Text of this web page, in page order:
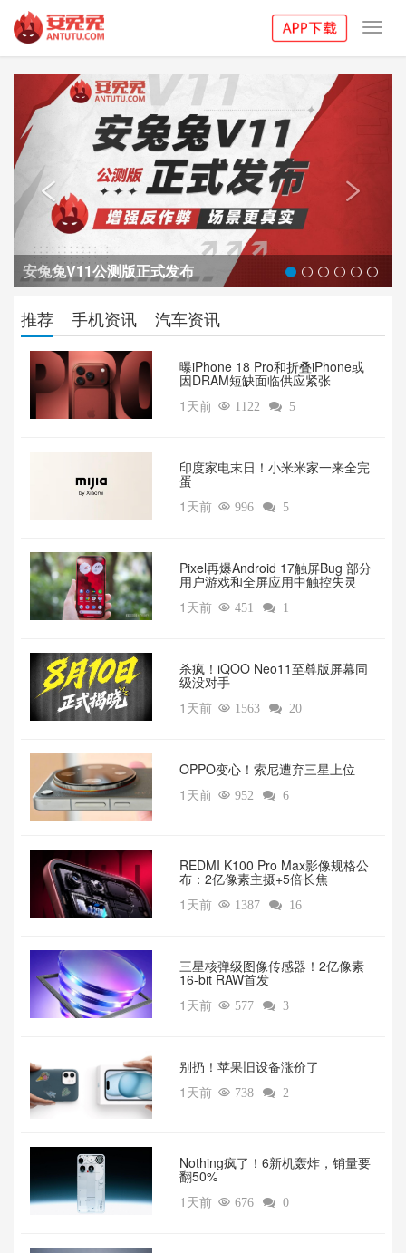
安兔兔V11公测版正式发布

Previous

推荐 手机资讯 汽车资讯
曝iPhone 18 Pro和折叠iPhone或
因DRAM短缺面临供应紧张
1天前  1122  5
印度家电末日！小米米家一来全完
蛋
1天前  996  5
Pixel再爆Android 17触屏Bug 部分
用户游戏和全屏应用中触控失灵
1天前  451  1
杀疯！iQOO Neo11至尊版屏幕同
级没对手
1天前  1563  20
OPPO变心！索尼遭弃三星上位‌
1天前  952  6
REDMI K100 Pro Max影像规格公
布：2亿像素主摄+5倍长焦
1天前  1387  16
三星核弹级图像传感器！2亿像素
16-bit RAW首发
1天前  577  3
别扔！苹果旧设备涨价了‌
1天前  738  2
‌Nothing疯了！6新机轰炸，销量要
翻50%‌
1天前  676  0